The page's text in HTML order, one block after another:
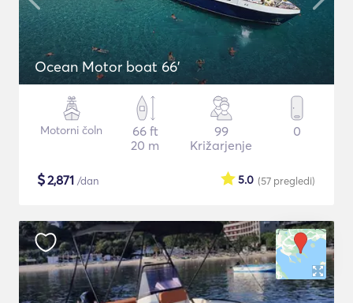
Ocean Motor boat 66'
Motorni čoln
66 ft
20 m
99
Križarjenje
0
$2,871 /dan (57 pregledi)
5.0